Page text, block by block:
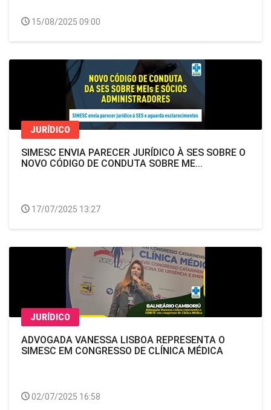
15/08/2025 09:00
JURÍDICO
SIMESC ENVIA PARECER JURÍDICO À SES SOBRE O
NOVO CÓDIGO DE CONDUTA SOBRE ME...
17/07/2025 13:27
JURÍDICO
ADVOGADA VANESSA LISBOA REPRESENTA O
SIMESC EM CONGRESSO DE CLÍNICA MÉDICA
02/07/2025 16:58